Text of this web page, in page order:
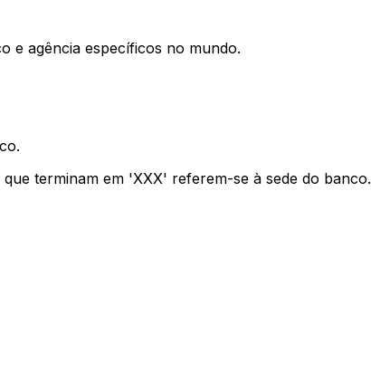
e agência específicos no mundo.
terminam em 'XXX' referem-se à sede do banco.